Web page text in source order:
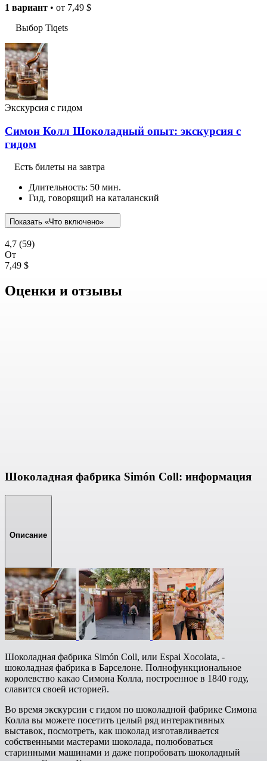
1 вариант • от 7,49 $
Выбор Tiqets
Экскурсия с гидом
Симон Колл Шоколадный опыт: экскурсия с
гидом
Есть билеты на завтра
Длительность: 50 мин.
Гид, говорящий на каталанский
Показать «Что включено»
4,7 (59)
От
7,49 $
Оценки и отзывы
Шоколадная фабрика Simón Coll: информация
Описание
Шоколадная фабрика Simón Coll, или Espai Xocolata, -
шоколадная фабрика в Барселоне. Полнофункциональное
королевство какао Симона Колла, построенное в 1840 году,
славится своей историей.
Во время экскурсии с гидом по шоколадной фабрике Симона
Колла вы можете посетить целый ряд интерактивных
выставок, посмотреть, как шоколад изготавливается
собственными мастерами шоколада, полюбоваться
старинными машинами и даже попробовать шоколадный